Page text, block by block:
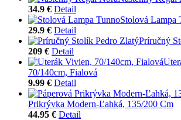
34.9 € Detail
Stolová Lampa
29.9 € Detail
Príručný
209 € Detail
70/140cm, Fialová
9.99 € Detail
Prikrývka Modern-Ľahká, 135/200 Cm
44.95 € Detail